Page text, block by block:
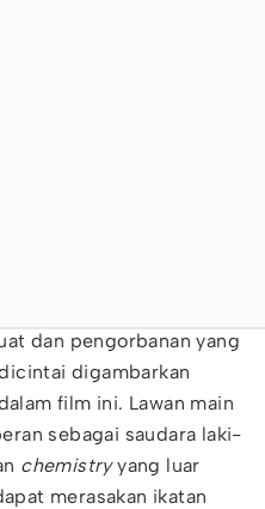
dan pengorbanan yang
digambarkan
film ini. Lawan main
sebagai saudara laki-
chemistryyang luar
merasakan ikatan